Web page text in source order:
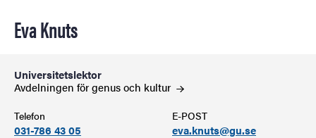
Eva Knuts
Universitetslektor
Avdelningen för genus och kultur
Telefon
031-786 43 05
E-POST
eva.knuts@gu.se